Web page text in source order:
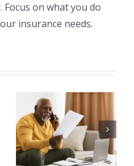
on what you do
insurance needs.
перейти от
Medicare